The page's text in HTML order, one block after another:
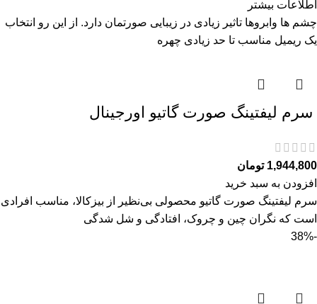
اطلاعات بیشتر
چشم ها وابروها تاثیر زیادی در زیبایی صورتمان دارد. از این رو انتخاب
یک ریمیل مناسب تا حد زیادی چهره
سرم ليفتينگ صورت گاتیو اورجینال
1,944,800 تومان
افزودن به سبد خرید
سرم ليفتينگ صورت گاتیو محصولی بی‌نظیر از بیزکالا، مناسب افرادی
است که نگران چین و چروک، افتادگی و شل‌ شدگی
-38%